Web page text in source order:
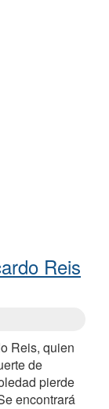
Reis
Reis, quien
de
pierde
encontrará